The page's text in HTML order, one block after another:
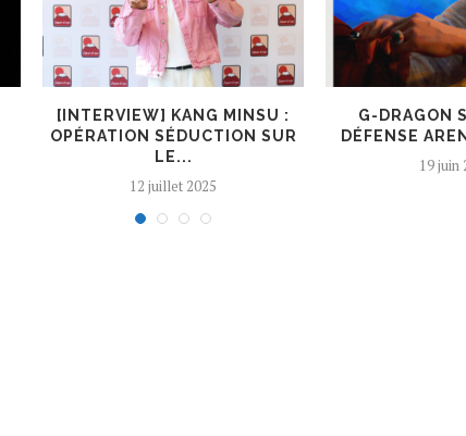
[INTERVIEW] KANG MINSU :
OPÉRATION SÉDUCTION SUR
LE...
12 juillet 2025
G-DRAGON
DÉFENSE
19 juin